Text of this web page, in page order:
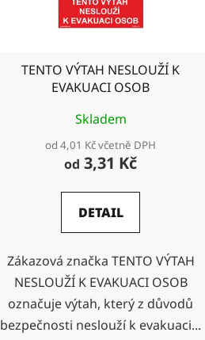
TENTO VÝTAH NESLOUŽÍ K
EVAKUACI OSOB
Skladem
od 4,01 Kč včetně DPH
od 3,31 Kč
DETAIL
Zákazová značka TENTO VÝTAH
NESLOUŽÍ K EVAKUACI OSOB
označuje výtah, který z důvodů
bezpečnosti neslouží k evakuaci...